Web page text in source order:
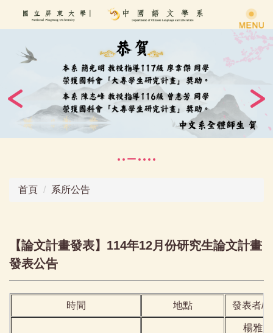
區
首頁 系所公告
【論文計畫發表】114年12月份研究生論文計畫
發表公告
時間 地點 發表者/
楊雅雯